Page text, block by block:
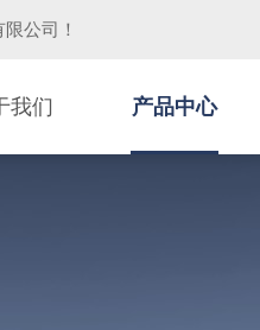
公司 ！
我们 产品中心